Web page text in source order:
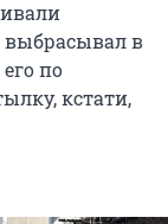
выбрасывал в
по
кстати,